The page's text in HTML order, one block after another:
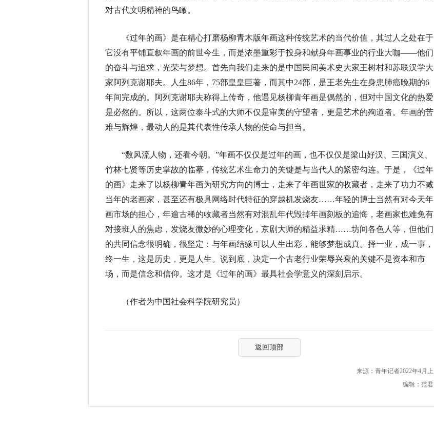
对古代文明精神的鸟瞰。
《过年的画》是在精心打磨杨柳青木版年画这种传统艺术的当代价值，其过人之处在于
它没有平铺直叙年画的前世今生，而是浓墨重彩于投身和献身年画事业的行业大咖——他们
的奋斗与追求，光荣与梦想。首先向我们走来的是中国民间美术史大家王树村和苏联汉学大
家阿列克谢耶夫。人生86年，75部皇皇巨著，而其中24部，是王老先生在身患肺癌晚期的6
年间完成的。阿列克谢耶夫称得上传奇，他遇见杨柳青年画是偶然的，但对中国文化的热爱
是必然的。所以，这两位泰斗式的大师不仅是审美的守望者，更是艺术的殉道者。年画的苦
难与辉煌，最动人的是其代表性传承人物的使命与担当。
“数风流人物，还看今朝。”年画不仅仅是过年的画，也不仅仅是梁山好汉、三国演义、
竹林七贤等历史掌故的临摹，传统艺术生命力的关键是与当代人的紧密勾连。于是，《过年
的画》走来了以杨柳青年画为研究方向的博士，走来了年画世家的收藏者，走来了功力不减
当年的老画家，甚至还有极具网络时代特征的穿越机发烧友……年轻的博士当然有对今天年
画市场的担心，年逾古稀的收藏者当然有对混乱年代毁掉年画刻板的追悔，老画家也难免有
对接班人的焦虑，发烧友微妙的心理变化，京剧大师的精益求精……坊间各色人等，但他们
的共同信念很明确，很坚定：与年画结缘可以人生出彩，能够梦想成真。择一业，成一事，
终一生，这是历史，更是人生。说到底，决定一个古老行业荣辱兴衰的关键不是资本和市
场，而是信念和信仰。这才是《过年的画》最具社会学意义的深刻启示。
（作者为中国社会科学院研究员）
返回顶部
来源：青年记者2022年4月上
编辑：范君